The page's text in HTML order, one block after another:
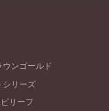
ウンゴールド
シリーズ
リーフ